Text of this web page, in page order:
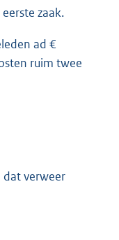
zaak.
ad €
ruim twee
dat verweer